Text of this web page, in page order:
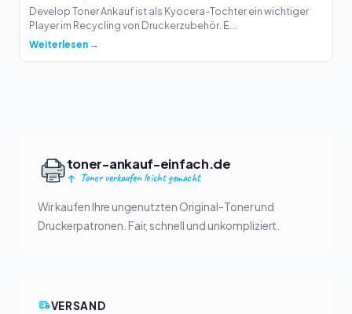
Develop Toner Ankauf ist als Kyocera-Tochter ein wichtiger
Player im Recycling von Druckerzubehör. E...
Weiterlesen →
toner-ankauf-einfach.de
Toner verkaufen leicht gemacht
Wir kaufen Ihre ungenutzten Original-Toner und
Druckerpatronen. Fair, schnell und unkompliziert.
VERSAND